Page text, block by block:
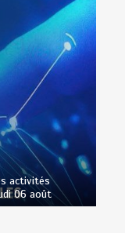
activités
06 août